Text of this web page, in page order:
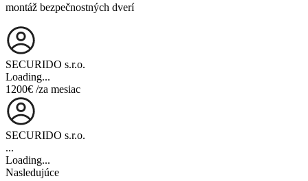
montáž bezpečnostných dverí
SECURIDO s.r.o.
Loading...
1200€ /za mesiac
SECURIDO s.r.o.
...
Loading...
Nasledujúce